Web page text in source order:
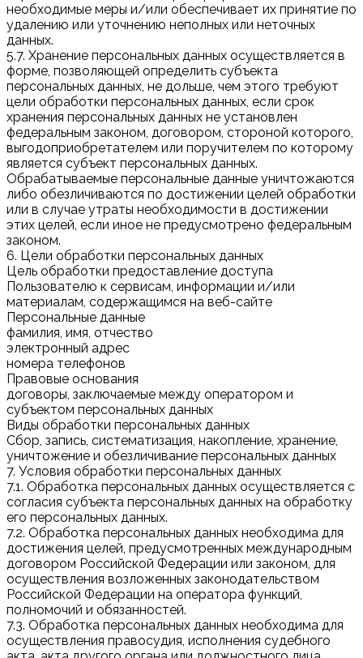
необходимые меры и/или обеспечивает их принятие по
удалению или уточнению неполных или неточных
данных.
5.7. Хранение персональных данных осуществляется в
форме, позволяющей определить субъекта
персональных данных, не дольше, чем этого требуют
цели обработки персональных данных, если срок
хранения персональных данных не установлен
федеральным законом, договором, стороной которого,
выгодоприобретателем или поручителем по которому
является субъект персональных данных.
Обрабатываемые персональные данные уничтожаются
либо обезличиваются по достижении целей обработки
или в случае утраты необходимости в достижении
этих целей, если иное не предусмотрено федеральным
законом.
6. Цели обработки персональных данных
Цель обработки предоставление доступа
Пользователю к сервисам, информации и/или
материалам, содержащимся на веб-сайте
Персональные данные
фамилия, имя, отчество
электронный адрес
номера телефонов
Правовые основания
договоры, заключаемые между оператором и
субъектом персональных данных
Виды обработки персональных данных
Сбор, запись, систематизация, накопление, хранение,
уничтожение и обезличивание персональных данных
7. Условия обработки персональных данных
7.1. Обработка персональных данных осуществляется с
согласия субъекта персональных данных на обработку
его персональных данных.
7.2. Обработка персональных данных необходима для
достижения целей, предусмотренных международным
договором Российской Федерации или законом, для
осуществления возложенных законодательством
Российской Федерации на оператора функций,
полномочий и обязанностей.
7.3. Обработка персональных данных необходима для
осуществления правосудия, исполнения судебного